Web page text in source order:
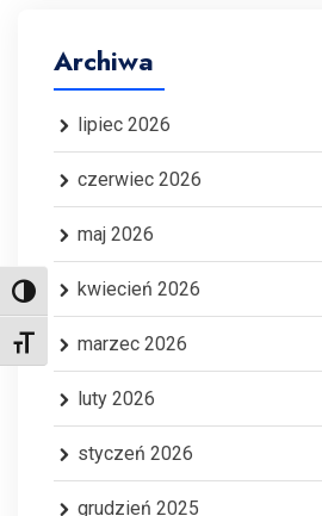
Toggle High Contrast
Toggle Font size
Archiwa
lipiec 2026
czerwiec 2026
maj 2026
kwiecień 2026
marzec 2026
luty 2026
styczeń 2026
grudzień 2025